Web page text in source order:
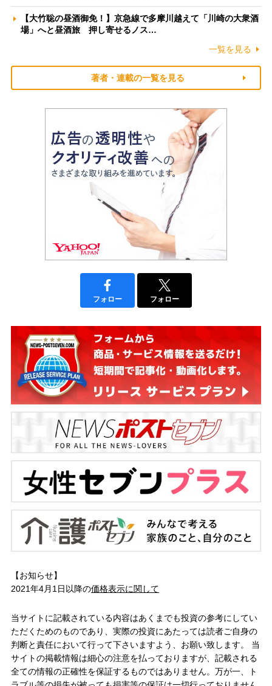
【大竹聡の昼酒御免！】京急線で多摩川越えて「川崎の大衆酒
場」へと昼酒旅 押し寄せるノス…
一覧を見る
著者・連載の一覧を見る
フォロー フォロー
【お知らせ】
2021年4月1日以降の価格表示に関して
当サイトに記載されている内容はあくまでも投資の参考にしてい
ただくためのものであり、実際の投資にあたっては読者ご自身の
判断と責任において行って下さいますよう、お願い致します。 当
サイトの掲載情報は細心の注意を払っておりますが、記載される
全ての情報の正確性を保証するものではありません。万が一、ト